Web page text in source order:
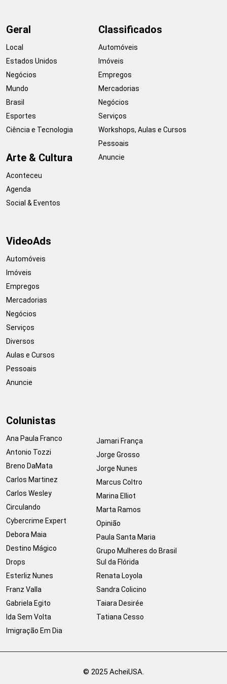
Geral
Local
Estados Unidos
Negócios
Mundo
Brasil
Esportes
Ciência e Tecnologia
Arte & Cultura
Aconteceu
Agenda
Social & Eventos
Classificados
Automóveis
Imóveis
Empregos
Mercadorias
Negócios
Serviços
Workshops, Aulas e Cursos
Pessoais
Anuncie
VideoAds
Automóveis
Imóveis
Empregos
Mercadorias
Negócios
Serviços
Diversos
Aulas e Cursos
Pessoais
Anuncie
Colunistas
Ana Paula Franco
Antonio Tozzi
Breno DaMata
Carlos Martinez
Carlos Wesley
Circulando
Cybercrime Expert
Debora Maia
Destino Mágico
Drops
Esterliz Nunes
Franz Valla
Gabriela Egito
Ida Sem Volta
Imigração Em Dia
Jamari França
Jorge Grosso
Jorge Nunes
Marcus Coltro
Marina Elliot
Marta Ramos
Opinião
Paula Santa Maria
Grupo Mulheres do Brasil
Sul da Flórida
Renata Loyola
Sandra Colicino
Taiara Desirée
Tatiana Cesso
© 2025 AcheiUSA.